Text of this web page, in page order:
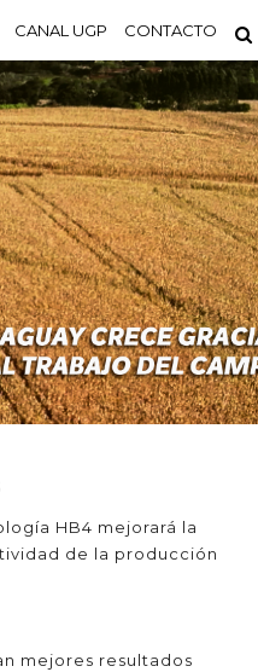
CANAL UGP CONTACTO
HB4 mejorará la
de la producción
mejores resultados